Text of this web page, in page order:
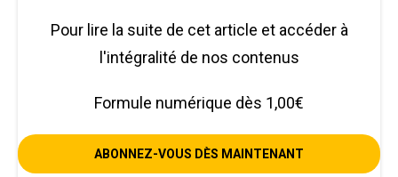
Pour lire la suite de cet article et accéder à
l'intégralité de nos contenus
Formule numérique dès 1,00€
ABONNEZ-VOUS DÈS MAINTENANT